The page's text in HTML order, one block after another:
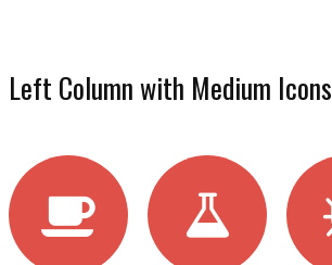
Left Column with Medium Icons